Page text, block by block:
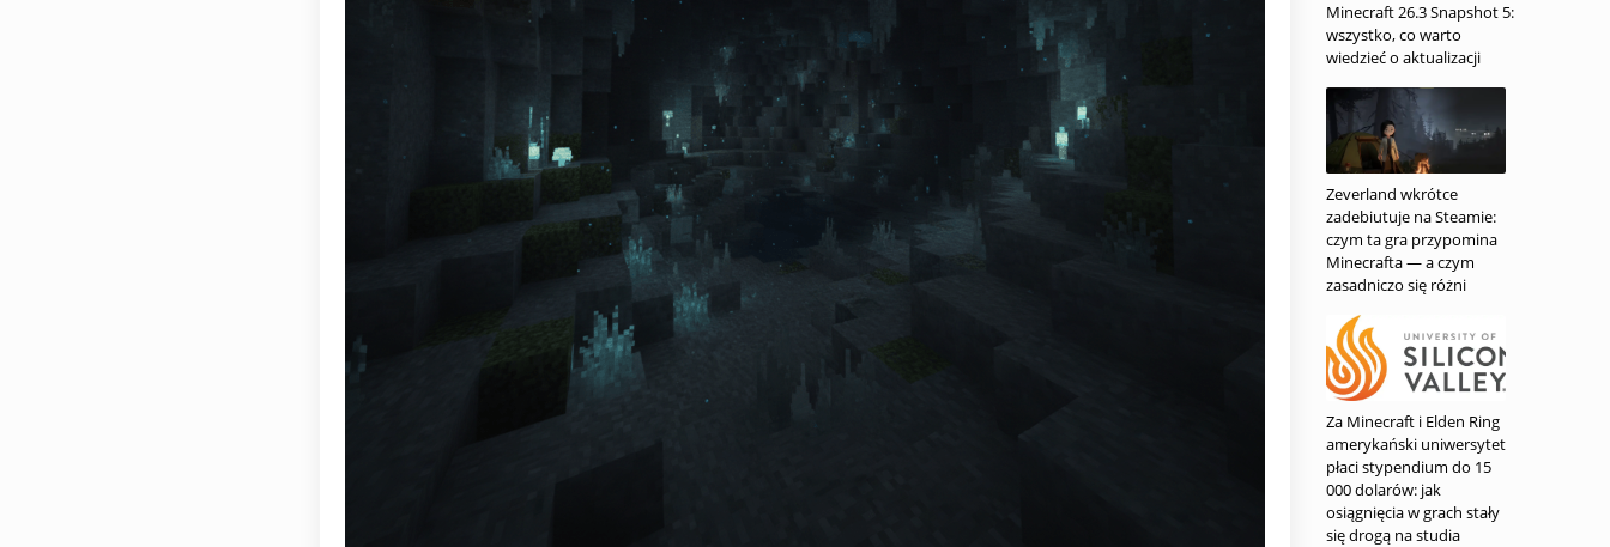
Minecraft 26.3 Snapshot 5:
wszystko, co warto
wiedzieć o aktualizacji
Zeverland wkrótce
zadebiutuje na Steamie:
czym ta gra przypomina
Minecrafta — a czym
zasadniczo się różni
Za Minecraft i Elden Ring
amerykański uniwersytet
płaci stypendium do 15
000 dolarów: jak
osiągnięcia w grach stały
się drogą na studia